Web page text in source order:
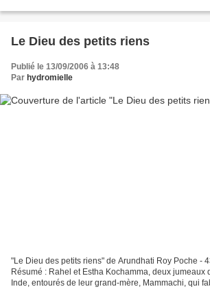
Le Dieu des petits riens
Publié le 13/09/2006 à 13:48
Par hydromielle
"Le Dieu des petits riens" de Arundhati Roy Poche -
Résumé : Rahel et Estha Kochamma, deux jumeaux
Inde, entourés de leur grand-mère, Mammachi, qui